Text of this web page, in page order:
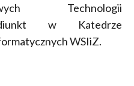
Technologii
w Katedrze
WSIiZ.